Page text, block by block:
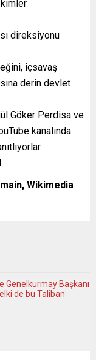
direksiyonu
içsavaş
derin devlet
Göker Perdisa ve
kanalında
Wikimedia